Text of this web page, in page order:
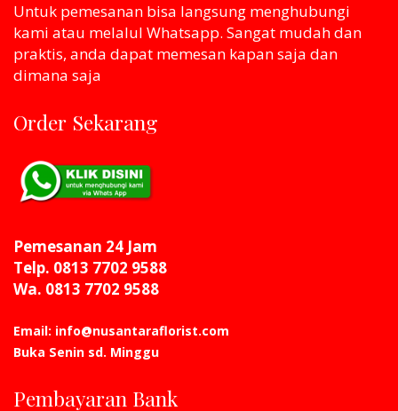
Untuk pemesanan bisa langsung menghubungi
kami atau melaluI Whatsapp. Sangat mudah dan
praktis, anda dapat memesan kapan saja dan
dimana saja
Order Sekarang
Pemesanan 24 Jam
Telp. 0813 7702 9588
Wa. 0813 7702 9588
Email: info@nusantaraflorist.com
Buka Senin sd. Minggu
Pembayaran Bank